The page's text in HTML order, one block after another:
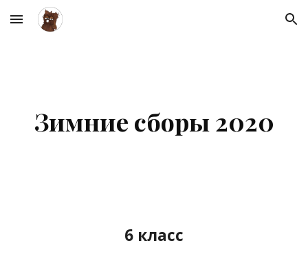
Skip to main content Skip to navigation
Зимние сборы 2020
6 класс